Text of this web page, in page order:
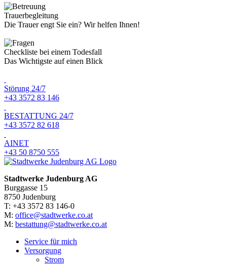
Trauerbegleitung
Die Trauer engt Sie ein? Wir helfen Ihnen!
Checkliste bei einem Todesfall
Das Wichtigste auf einen Blick
Störung 24/7
+43 3572 83 146
BESTATTUNG 24/7
+43 3572 82 618
AINET
+43 50 8750 555
Stadtwerke Judenburg AG
Burggasse 15
8750 Judenburg
T: +43 3572 83 146-0
M: office@stadtwerke.co.at
M: bestattung@stadtwerke.co.at
Service für mich
Versorgung
Strom